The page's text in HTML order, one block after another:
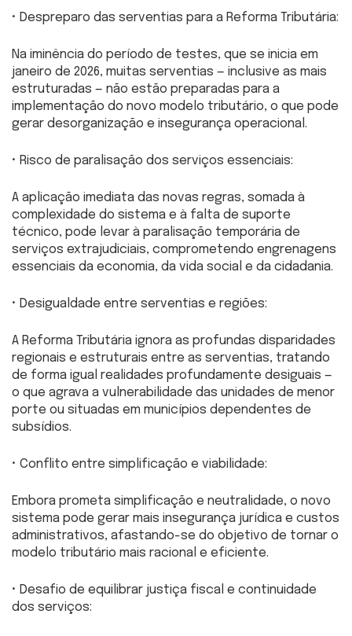
• Despreparo das serventias para a Reforma Tributária:
Na iminência do período de testes, que se inicia em
janeiro de 2026, muitas serventias — inclusive as mais
estruturadas — não estão preparadas para a
implementação do novo modelo tributário, o que pode
gerar desorganização e insegurança operacional.
• Risco de paralisação dos serviços essenciais:
A aplicação imediata das novas regras, somada à
complexidade do sistema e à falta de suporte
técnico, pode levar à paralisação temporária de
serviços extrajudiciais, comprometendo engrenagens
essenciais da economia, da vida social e da cidadania.
• Desigualdade entre serventias e regiões:
A Reforma Tributária ignora as profundas disparidades
regionais e estruturais entre as serventias, tratando
de forma igual realidades profundamente desiguais —
o que agrava a vulnerabilidade das unidades de menor
porte ou situadas em municípios dependentes de
subsídios.
• Conflito entre simplificação e viabilidade:
Embora prometa simplificação e neutralidade, o novo
sistema pode gerar mais insegurança jurídica e custos
administrativos, afastando-se do objetivo de tornar o
modelo tributário mais racional e eficiente.
• Desafio de equilibrar justiça fiscal e continuidade
dos serviços: